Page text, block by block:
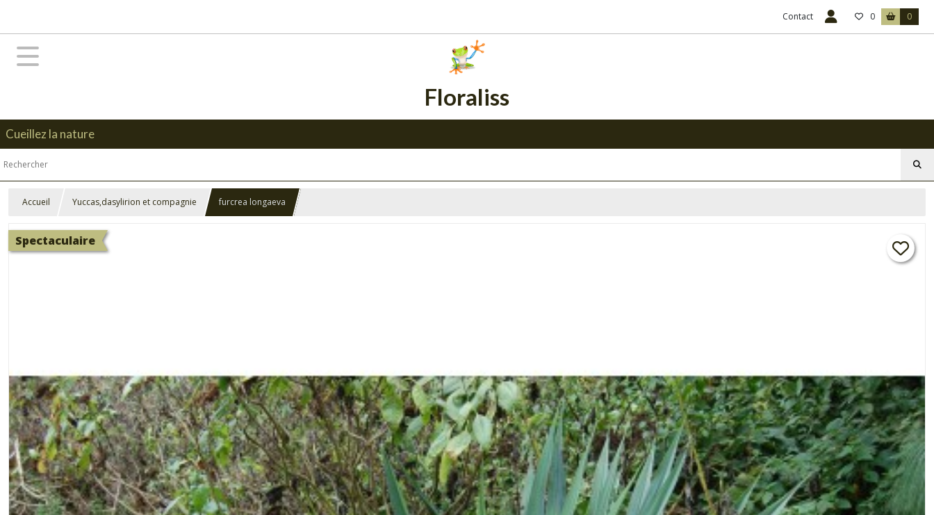
Contact 0 0
Floraliss
Cueillez la nature
Accueil Yuccas,dasylirion et compagnie furcrea longaeva
Spectaculaire